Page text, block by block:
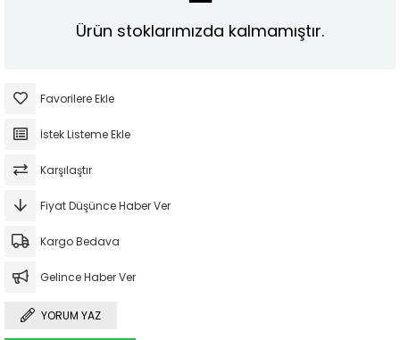
Ürün stoklarımızda kalmamıştır.
Favorilere Ekle
İstek Listeme Ekle
Karşılaştır
Fiyat Düşünce Haber Ver
Kargo Bedava
Gelince Haber Ver
YORUM YAZ